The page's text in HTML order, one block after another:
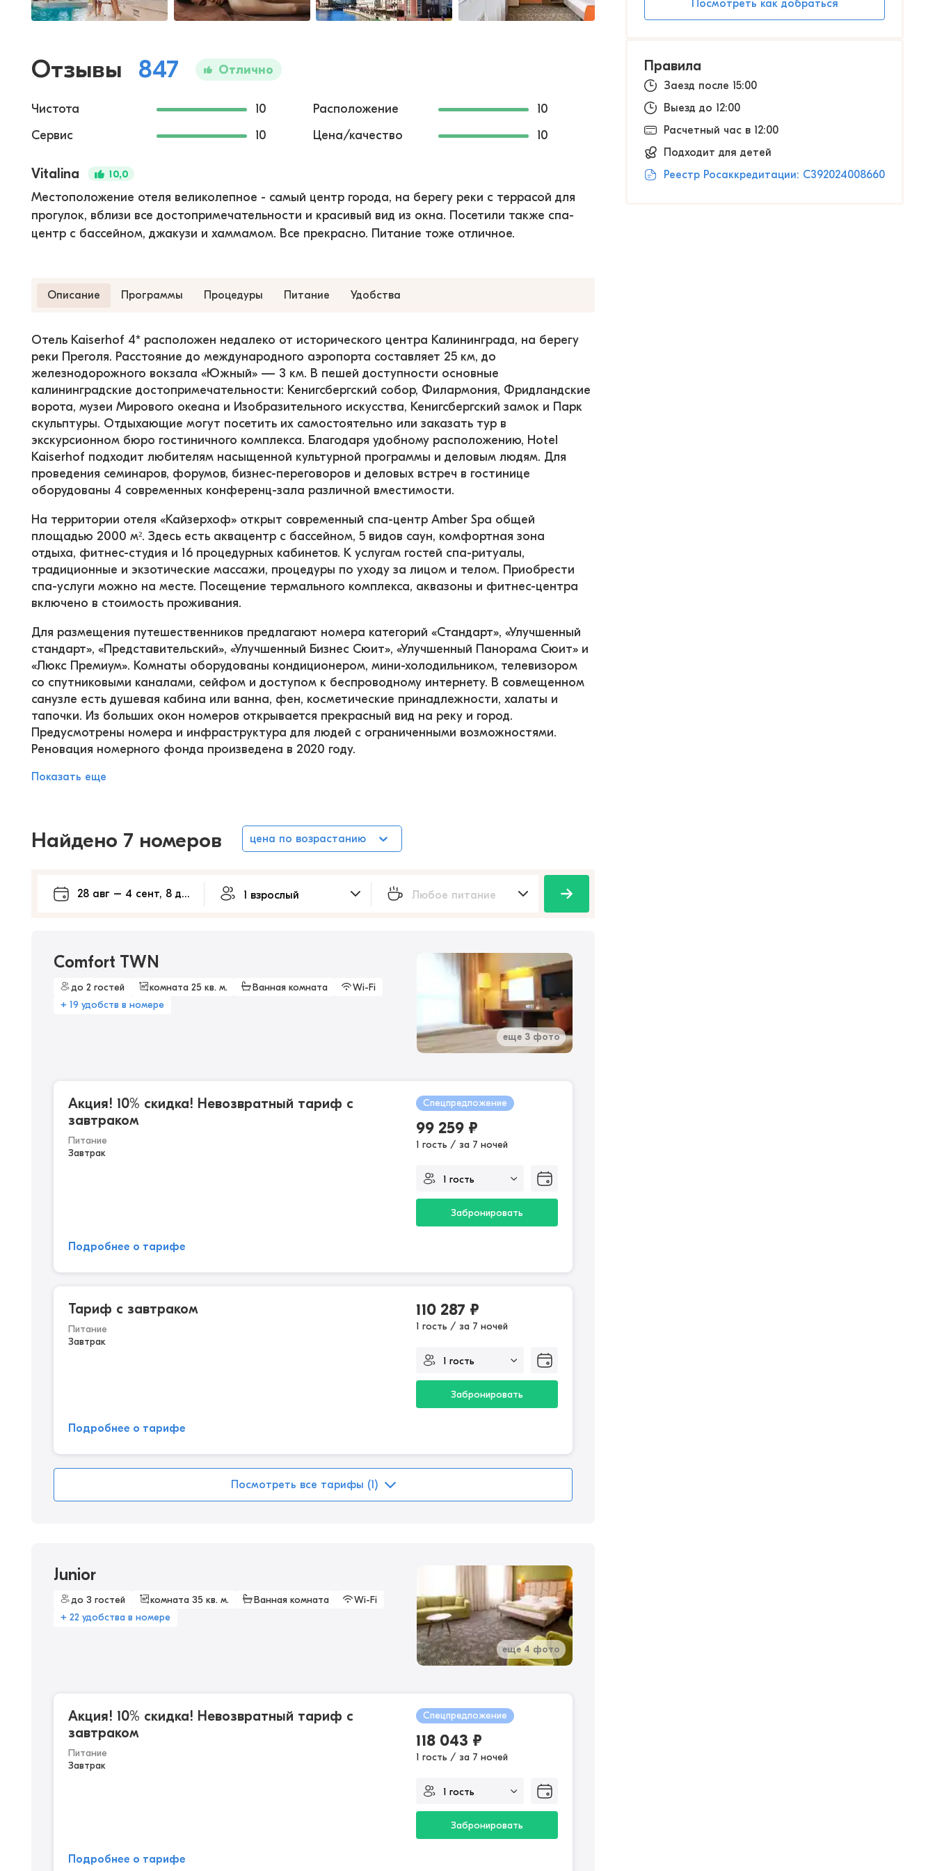
Отзывы 847 Отлично
Чистота 10 Расположение
10
Сервис
10 Цена/качество 10
Vitalina 10,0
Местоположение отеля великолепное - самый центр города, на берегу реки с террасой для
прогулок, вблизи все достопримечательности и красивый вид из окна. Посетили также спа-
центр с бассейном, джакузи и хаммамом. Все прекрасно. Питание тоже отличное.
Описание Программы Процедуры Питание Удобства
Отель Kaiserhof 4* расположен недалеко от исторического центра Калининграда, на берегу
реки Преголя. Расстояние до международного аэропорта составляет 25 км, до
железнодорожного вокзала «Южный» — 3 км. В пешей доступности основные
калининградские достопримечательности: Кенигсбергский собор, Филармония, Фридландские
ворота, музеи Мирового океана и Изобразительного искусства, Кенигсбергский замок и Парк
скульптуры. Отдыхающие могут посетить их самостоятельно или заказать тур в
экскурсионном бюро гостиничного комплекса. Благодаря удобному расположению, Hotel
Kaiserhof подходит любителям насыщенной культурной программы и деловым людям. Для
проведения семинаров, форумов, бизнес-переговоров и деловых встреч в гостинице
оборудованы 4 современных конференц-зала различной вместимости.
На территории отеля «Кайзерхоф» открыт современный спа-центр Amber Spa общей
площадью 2000 м². Здесь есть аквацентр с бассейном, 5 видов саун, комфортная зона
отдыха, фитнес-студия и 16 процедурных кабинетов. К услугам гостей спа-ритуалы,
традиционные и экзотические массажи, процедуры по уходу за лицом и телом. Приобрести
спа-услуги можно на месте. Посещение термального комплекса, аквазоны и фитнес-центра
включено в стоимость проживания.
Для размещения путешественников предлагают номера категорий «Стандарт», «Улучшенный
стандарт», «Представительский», «Улучшенный Бизнес Сюит», «Улучшенный Панорама Сюит» и
«Люкс Премиум». Комнаты оборудованы кондиционером, мини-холодильником, телевизором
со спутниковыми каналами, сейфом и доступом к беспроводному интернету. В совмещенном
санузле есть душевая кабина или ванна, фен, косметические принадлежности, халаты и
тапочки. Из больших окон номеров открывается прекрасный вид на реку и город.
Предусмотрены номера и инфраструктура для людей с ограниченными возможностями.
Реновация номерного фонда произведена в 2020 году.
Показать еще
Найдено 7 номеров цена по возрастанию
Comfort TWN
до 2 гостей комната 25 кв. м. Ванная комната
Wi-Fi
+ 19 удобств в номере
еще 3 фото
Акция! 10% скидка! Невозвратный тариф с
завтраком
Питание
Завтрак
Спецпредложение
99 259 ₽
1 гость / за 7 ночей
Забронировать
Подробнее о тарифе
Тариф с завтраком
Питание
Завтрак
110 287 ₽
1 гость / за 7 ночей
Забронировать
Подробнее о тарифе
Посмотреть все тарифы (1)
Junior
до 3 гостей комната 35 кв. м. Ванная комната
Wi-Fi
+ 22 удобства в номере
еще 4 фото
Акция! 10% скидка! Невозвратный тариф с
завтраком
Питание
Завтрак
Спецпредложение
118 043 ₽
1 гость / за 7 ночей
Забронировать
Подробнее о тарифе
Посмотреть как добраться
Правила
Заезд после 15:00
Выезд до 12:00
Расчетный час в 12:00
Подходит для детей
Реестр Росаккредитации: С392024008660